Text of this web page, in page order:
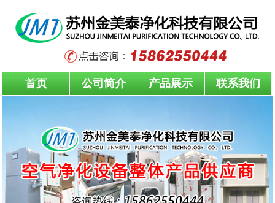
首页 公司简介 产品展示 联系我们